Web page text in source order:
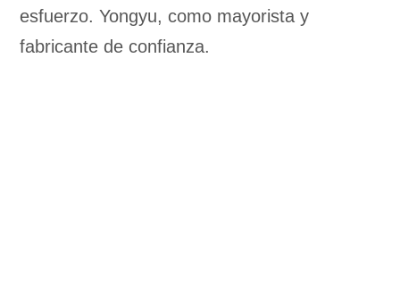
esfuerzo. Yongyu, como mayorista y
fabricante de confianza.